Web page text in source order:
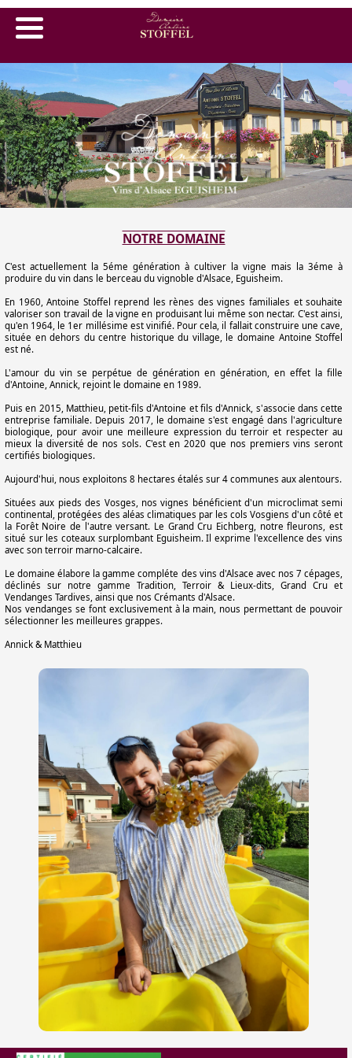
BOUTIQUE
CONTACT
EGUISHEIM
NOTRE DOMAINE
C'est actuellement la 5éme génération à cultiver la vigne mais la 3éme à
produire du vin dans le berceau du vignoble d'Alsace, Eguisheim.
En 1960, Antoine Stoffel reprend les rènes des vignes familiales et souhaite
valoriser son travail de la vigne en produisant lui même son nectar. C'est ainsi,
qu'en 1964, le 1er millésime est vinifié. Pour cela, il fallait construire une cave,
située en dehors du centre historique du village, le domaine Antoine Stoffel
est né.
L'amour du vin se perpétue de génération en génération, en effet la fille
d'Antoine, Annick, rejoint le domaine en 1989.
Puis en 2015, Matthieu, petit-fils d'Antoine et fils d'Annick, s'associe dans cette
entreprise familiale. Depuis 2017, le domaine s'est engagé dans l'agriculture
biologique, pour avoir une meilleure expression du terroir et respecter au
mieux la diversité de nos sols. C'est en 2020 que nos premiers vins seront
certifiés biologiques.
Aujourd'hui, nous exploitons 8 hectares étalés sur 4 communes aux alentours.
Situées aux pieds des Vosges, nos vignes bénéficient d'un microclimat semi
continental, protégées des aléas climatiques par les cols Vosgiens d'un côté et
la Forêt Noire de l'autre versant. Le Grand Cru Eichberg, notre fleurons, est
situé sur les coteaux surplombant Eguisheim. Il exprime l'excellence des vins
avec son terroir marno-calcaire.
Le domaine élabore la gamme compléte des vins d'Alsace avec nos 7 cépages,
déclinés sur notre gamme Tradition, Terroir & Lieux-dits, Grand Cru et
Vendanges Tardives, ainsi que nos Crémants d'Alsace.
Nos vendanges se font exclusivement à la main, nous permettant de pouvoir
sélectionner les meilleures grappes.
Annick & Matthieu